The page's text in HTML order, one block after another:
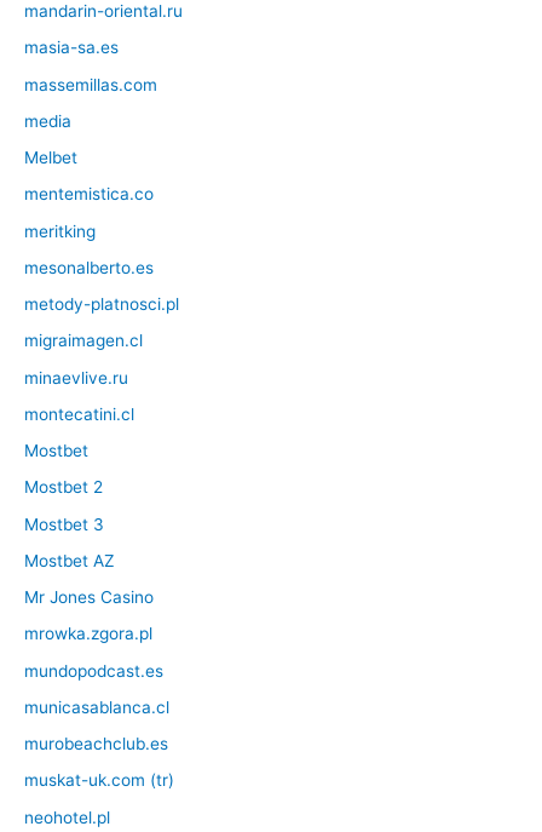
mandarin-oriental.ru
masia-sa.es
massemillas.com
media
Melbet
mentemistica.co
meritking
mesonalberto.es
metody-platnosci.pl
migraimagen.cl
minaevlive.ru
montecatini.cl
Mostbet
Mostbet 2
Mostbet 3
Mostbet AZ
Mr Jones Casino
mrowka.zgora.pl
mundopodcast.es
municasablanca.cl
murobeachclub.es
muskat-uk.com (tr)
neohotel.pl